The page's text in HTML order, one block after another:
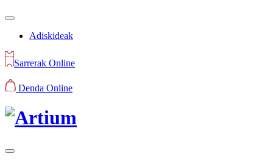
Adiskideak
Sarrerak Online
Denda Online